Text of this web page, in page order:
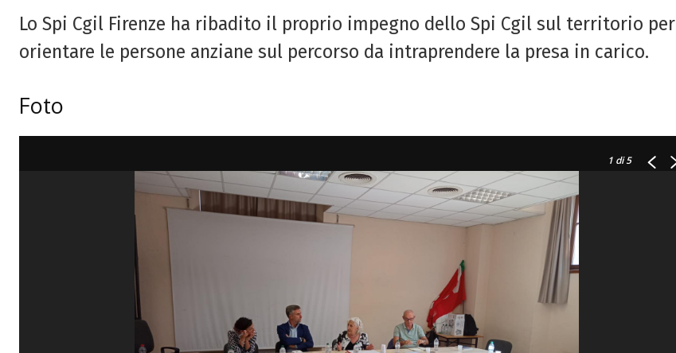
Lo Spi Cgil Firenze ha ribadito il proprio impegno dello Spi Cgil sul territorio per
orientare le persone anziane sul percorso da intraprendere la presa in carico.
Foto
1 di 5